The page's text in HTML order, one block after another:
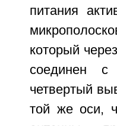
питания
который
соединен с
четвертый
той же оси,